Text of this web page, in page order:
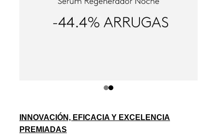
INNOVACIÓN, EFICACIA Y EXCELENCIA
PREMIADAS